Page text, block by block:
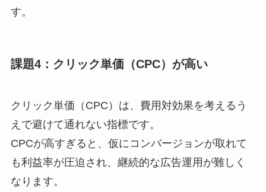
す。
課題4：クリック単価（CPC）が高い
クリック単価（CPC）は、費用対効果を考えるう
えで避けて通れない指標です。
CPCが高すぎると、仮にコンバージョンが取れて
も利益率が圧迫され、継続的な広告運用が難しく
なります。